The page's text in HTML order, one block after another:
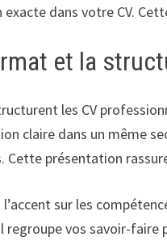
dans votre CV.
et la
les CV
claire dans un même
Cette présentation
sur les
regroupe vos savoir-